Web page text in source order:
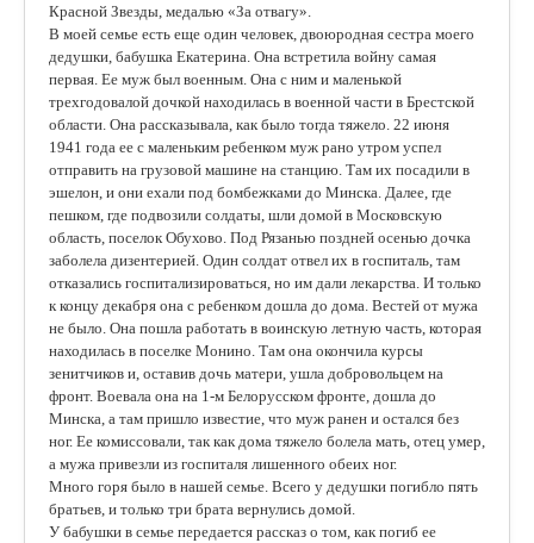
Красной Звезды, медалью «За отвагу».
В моей семье есть еще один человек, двоюродная сестра моего
дедушки, бабушка Екатерина. Она встретила войну самая
первая. Ее муж был военным. Она с ним и маленькой
трехгодовалой дочкой находилась в военной части в Брестской
области. Она рассказывала, как было тогда тяжело. 22 июня
1941 года ее с маленьким ребенком муж рано утром успел
отправить на грузовой машине на станцию. Там их посадили в
эшелон, и они ехали под бомбежками до Минска. Далее, где
пешком, где подвозили солдаты, шли домой в Московскую
область, поселок Обухово. Под Рязанью поздней осенью дочка
заболела дизентерией. Один солдат отвел их в госпиталь, там
отказались госпитализироваться, но им дали лекарства. И только
к концу декабря она с ребенком дошла до дома. Вестей от мужа
не было. Она пошла работать в воинскую летную часть, которая
находилась в поселке Монино. Там она окончила курсы
зенитчиков и, оставив дочь матери, ушла добровольцем на
фронт. Воевала она на 1-м Белорусском фронте, дошла до
Минска, а там пришло известие, что муж ранен и остался без
ног. Ее комиссовали, так как дома тяжело болела мать, отец умер,
а мужа привезли из госпиталя лишенного обеих ног.
Много горя было в нашей семье. Всего у дедушки погибло пять
братьев, и только три брата вернулись домой.
У бабушки в семье передается рассказ о том, как погиб ее